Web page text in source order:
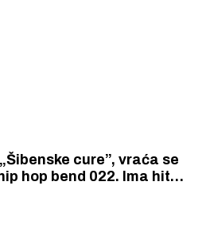
cure”, vraća se
hop bend 022. Ima hit
i bluesom.